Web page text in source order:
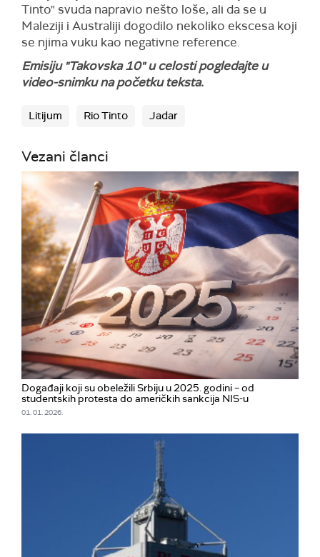
Tinto" svuda napravio nešto loše, ali da se u
Maleziji i Australiji dogodilo nekoliko ekscesa koji
se njima vuku kao negativne reference.
Emisiju "Takovska 10" u celosti pogledajte u
video-snimku na početku teksta.
Litijum Rio Tinto Jadar
Vezani članci
Događaji koji su obeležili Srbiju u 2025. godini – od
studentskih protesta do američkih sankcija NIS-u
01. 01. 2026.